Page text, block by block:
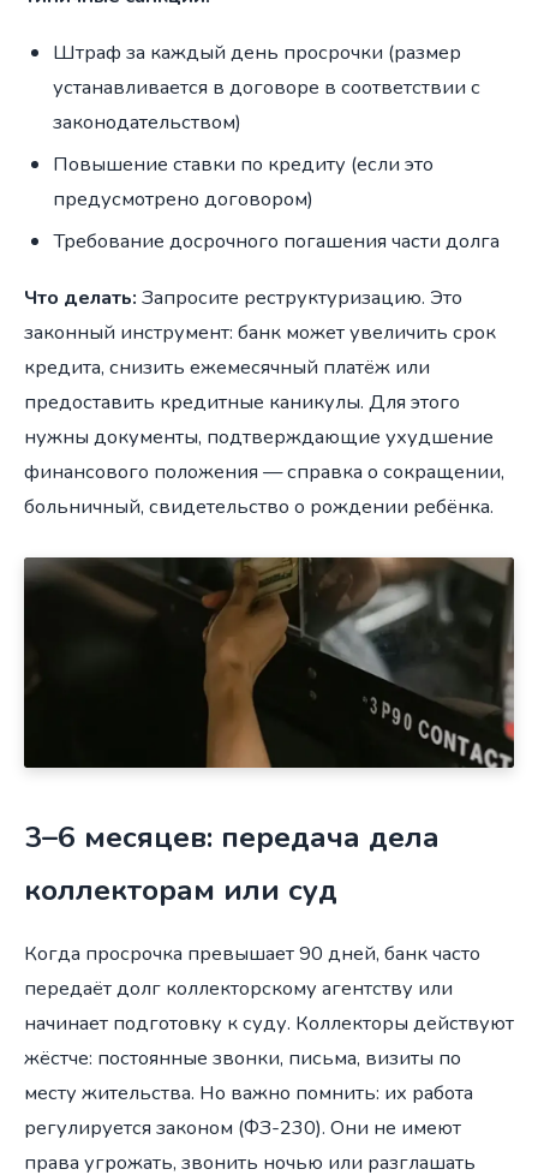
Штраф за каждый день просрочки (размер
устанавливается в договоре в соответствии с
законодательством)
Повышение ставки по кредиту (если это
предусмотрено договором)
Требование досрочного погашения части долга
Что делать: Запросите реструктуризацию. Это
законный инструмент: банк может увеличить срок
кредита, снизить ежемесячный платёж или
предоставить кредитные каникулы. Для этого
нужны документы, подтверждающие ухудшение
финансового положения — справка о сокращении,
больничный, свидетельство о рождении ребёнка.
3–6 месяцев: передача дела
коллекторам или суд
Когда просрочка превышает 90 дней, банк часто
передаёт долг коллекторскому агентству или
начинает подготовку к суду. Коллекторы действуют
жёстче: постоянные звонки, письма, визиты по
месту жительства. Но важно помнить: их работа
регулируется законом (ФЗ-230). Они не имеют
права угрожать, звонить ночью или разглашать